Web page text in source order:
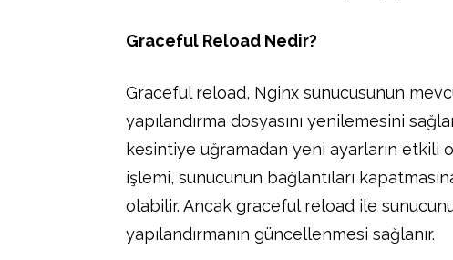
Graceful Reload Nedir?
Graceful reload, Nginx sunucusunun
yapılandırma dosyasını yenilemesini
kesintiye uğramadan yeni ayarların etkili
işlemi, sunucunun bağlantıları
olabilir. Ancak graceful reload ile
yapılandırmanın güncellenmesi sağlanır.